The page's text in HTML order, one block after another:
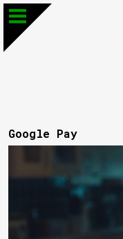
Google Pay